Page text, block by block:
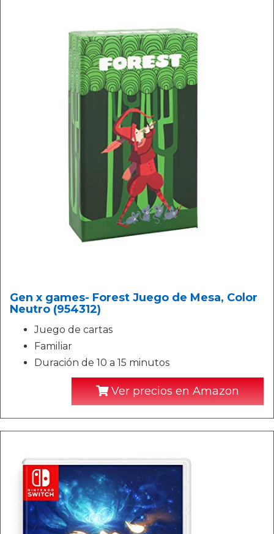
Gen x games- Forest Juego de Mesa, Color
Neutro (954312)
Juego de cartas
Familiar
Duración de 10 a 15 minutos
Ver precios en Amazon